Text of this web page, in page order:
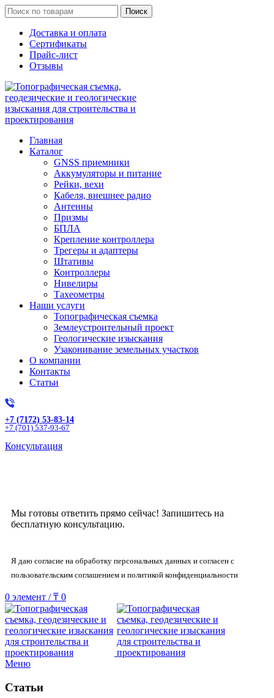
Поиск
Доставка и оплата
Сертификаты
Прайс-лист
Отзывы
Главная
Каталог
GNSS приемники
Аккумуляторы и питание
Рейки, вехи
Кабеля, внешнее радио
Антенны
Призмы
БПЛА
Крепление контроллера
Трегеры и адаптеры
Штативы
Контроллеры
Нивелиры
Тахеометры
Наши услуги
Топографическая съемка
Землеустроительный проект
Геологические изыскания
Узаконивание земельных участков
О компании
Контакты
Статьи
+7 (7172) 53-83-14
+7 (701) 537-93-67
Консультация
Мы готовы ответить прямо сейчас! Запишитесь на
бесплатную консультацию.
Я даю согласие на обработку персональных данных и согласен с
пользовательским соглашением и политикой конфиденциальности
0 элемент / ₸ 0
Меню
Статьи